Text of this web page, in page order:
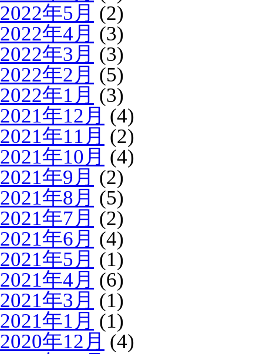
2022年5月 (2)
2022年4月 (3)
2022年3月 (3)
2022年2月 (5)
2022年1月 (3)
2021年12月 (4)
2021年11月 (2)
2021年10月 (4)
2021年9月 (2)
2021年8月 (5)
2021年7月 (2)
2021年6月 (4)
2021年5月 (1)
2021年4月 (6)
2021年3月 (1)
2021年1月 (1)
2020年12月 (4)